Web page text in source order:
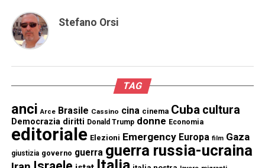
Stefano Orsi
TAG
anci Arce Brasile Cassino cina cinema Cuba cultura
Democrazia diritti Donald Trump donne Economia
editoriale Elezioni Emergency Europa film Gaza
giustizia governo guerra guerra russia-ucraina